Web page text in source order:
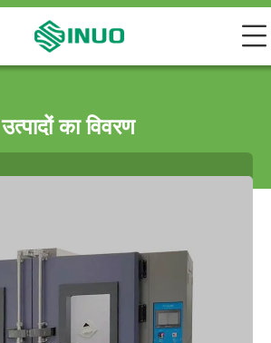
उत्पादों का विवरण